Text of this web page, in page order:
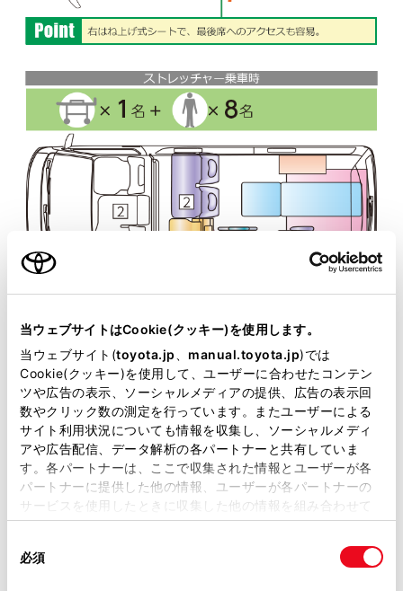
当ウェブサイトはCookie(クッキー)を使用します。
当ウェブサイト(toyota.jp manual.toyota.jp)では
Cookie(クッキー)を使用して、ユーザーに合わせたコンテン
ツや広告の表示、ソーシャルメディアの提供、広告の表示回
数やクリック数の測定を行っています。またユーザーによる
サイト利用状況についても情報を収集し、ソーシャルメディ
アや広告配信、データ解析の各パートナーと共有していま
す。各パートナーは、ここで収集された情報とユーザーが各
パートナーに提供した他の情報、ユーザーが各パートナーの
サービスを使用したときに収集した他の情報を組み合わせて
使用することがあります。当ウェブサイトの使用を続行する
必須